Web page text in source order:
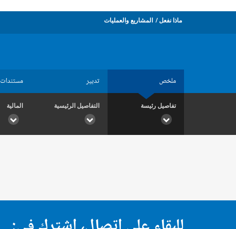
ماذا نفعل المشاريع والعمليات
ملخص تدبير مستندات
تفاصيل رئيسة التفاصيل الرئيسية المالية